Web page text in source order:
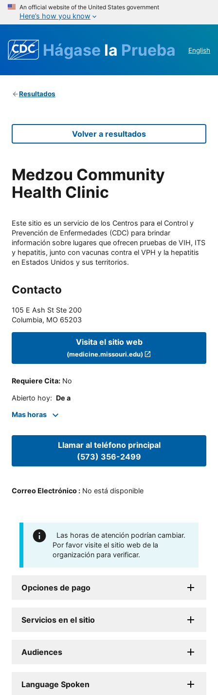
An official website of the United States government
Here’s how you know
Hágase la Prueba English
Resultados
Volver a resultados
Medzou Community
Health Clinic
Este sitio es un servicio de los Centros para el Control y
Prevención de Enfermedades (CDC) para brindar
información sobre lugares que ofrecen pruebas de VIH, ITS
y hepatitis, junto con vacunas contra el VPH y la hepatitis
en Estados Unidos y sus territorios.
Contacto
105 E Ash St Ste 200
Columbia, MO 65203
Visita el sitio web
(medicine.missouri.edu)
Requiere Cita: No
Abierto hoy: De a
Mas horas
Llamar al teléfono principal
(573) 356-2499
Correo Electrónico : No está disponible
Las horas de atención podrían cambiar.
Por favor visite el sitio web de la
organización para verificar.
Opciones de pago
Servicios en el sitio
Audiences
Language Spoken